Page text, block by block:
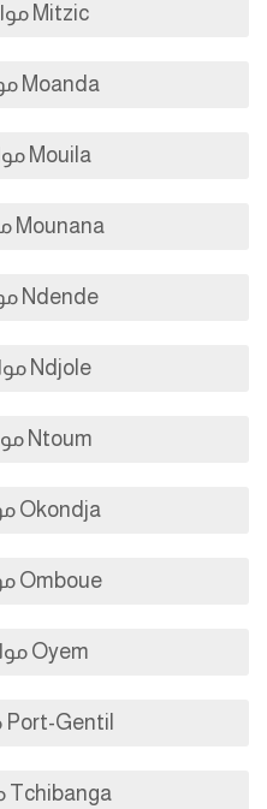
Mitzic مواعيد الصلاة
Moanda مواعيد الصلاة
Mouila مواعيد الصلاة
Mounana مواعيد الصلاة
Ndende مواعيد الصلاة
Ndjole مواعيد الصلاة
Ntoum مواعيد الصلاة
Okondja مواعيد الصلاة
Omboue مواعيد الصلاة
Oyem مواعيد الصلاة
Port-Gentil مواعيد الصلاة
Tchibanga مواعيد الصلاة